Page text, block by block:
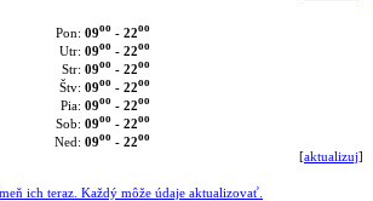
Pon: 09oo- 22oo
Utr: 09oo- 22oo
Str: 09oo- 22oo
Štv: 09oo- 22oo
Pia: 09oo- 22oo
Sob: 09oo- 22oo
Ned: 09oo- 22oo
[aktualizuj]
ich teraz. Každý môže údaje aktualizovať.